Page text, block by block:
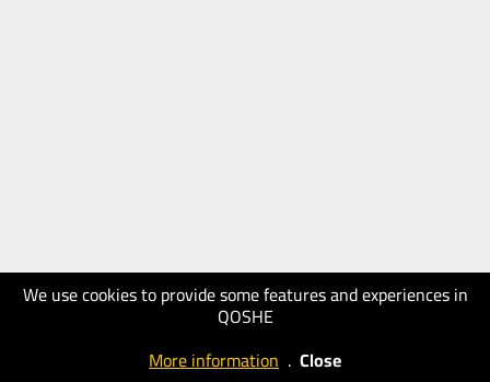
We use cookies to provide some features and experiences in
QOSHE
More information . Close